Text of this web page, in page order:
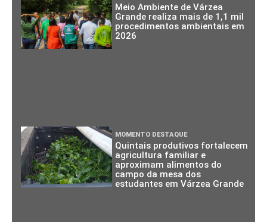
Meio Ambiente de Várzea
Grande realiza mais de 1,1 mil
procedimentos ambientais em
2026
MOMENTO DESTAQUE
Quintais produtivos fortalecem
agricultura familiar e
aproximam alimentos do
campo da mesa dos
estudantes em Várzea Grande